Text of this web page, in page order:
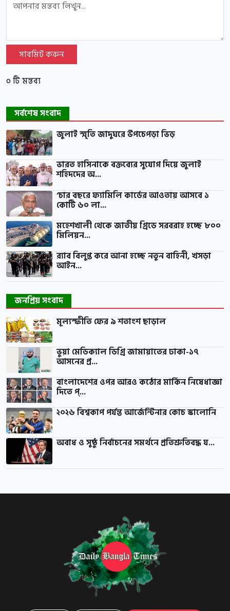
সাবমিট করুন
০ টি মন্তব্য
সর্বশেষ সংবাদ
জুলাই স্মৃতি জাদুঘরে উপচেপড়া ভিড়
ভারত হাসিনাকে বক্তব্যের সুযোগ দিয়ে জুলাই
শহিদদের অ...
‘চার বছরে ফ্যামিলি কার্ডের আওতায় আসবে ১
কোটি ৬০ লা...
মহেশখালী থেকে জাতীয় গ্রিডে সরবরাহ হচ্ছে ৮০০
মিলিয়ন...
র‍্যাব বিলুপ্ত করে আনা হচ্ছে নতুন বাহিনী, খসড়া
আইন...
জনপ্রিয় সংবাদ
মূল্যস্ফীতি ফের ৯ শতাংশ ছাড়াল
ভুয়া মেডিক্যাল ডিগ্রি জামায়াতের ঢাকা-১৭
আসনের প্র...
বাংলাদেশের ওপর আরও কঠোর মার্কিন নিষেধাজ্ঞা
দিতে প্...
২০২৬ বিশ্বকাপ পর্যন্ত আর্জেন্টিনার কোচ স্কালোনি
অবাধ ও সুষ্ঠু নির্বাচনের সমর্থনে প্রতিশ্রুতিবদ্ধ য...